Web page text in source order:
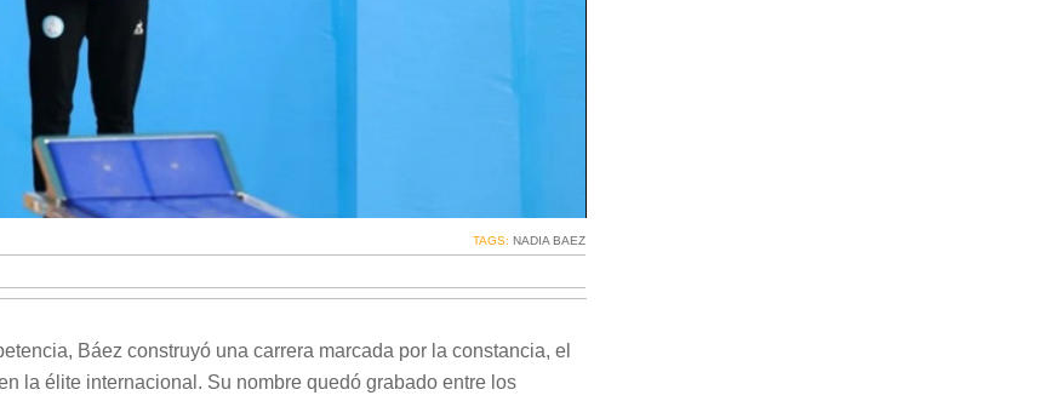
TAGS:NADIA BAEZ
Báez construyó una carrera marcada por la constancia, el
la élite internacional. Su nombre quedó grabado entre los